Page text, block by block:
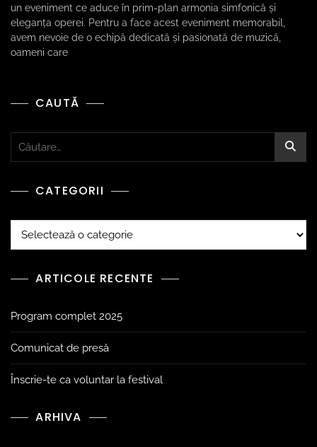
un eveniment ce aduce în prim-plan armonia simfonică și
eleganța operei. Pentru a face acest eveniment memorabil,
avem nevoie de o echipă dedicată și pasionată de muzică,
oameni care
CAUTĂ
CATEGORII
ARTICOLE RECENTE
Program complet 2025
Comunicat de presă
Înscrie-te ca voluntar la festival
ARHIVA